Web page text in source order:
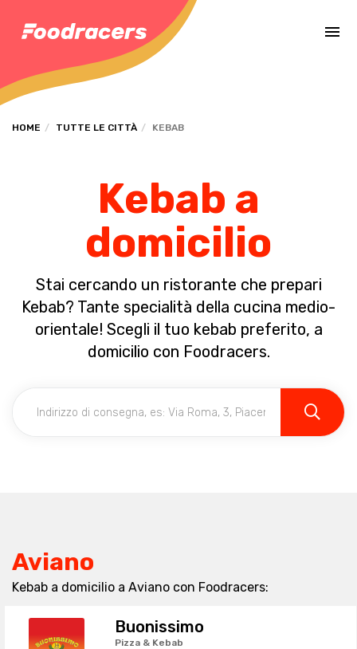
HOME TUTTE LE CITTÀ KEBAB
Kebab a
domicilio
Stai cercando un ristorante che prepari
Kebab? Tante specialità della cucina medio-
orientale! Scegli il tuo kebab preferito, a
domicilio con Foodracers.
Aviano
Kebab a domicilio a Aviano con Foodracers:
Buonissimo
Pizza & Kebab